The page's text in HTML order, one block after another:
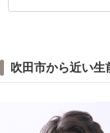
吹田市から近い生